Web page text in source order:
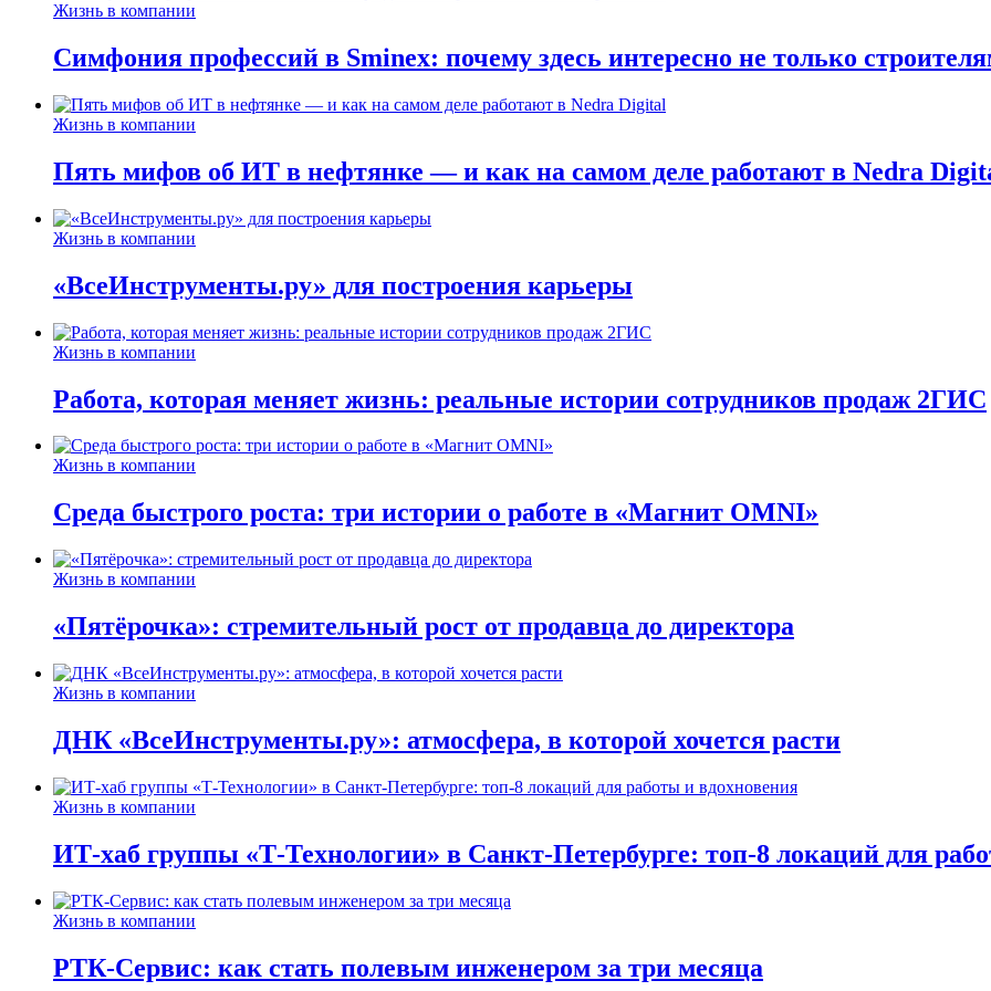
Жизнь в компании
Симфония профессий в Sminex: почему здесь интересно не только
Жизнь в компании
Пять мифов об ИТ в нефтянке — и как на самом деле работают в Nedra
Жизнь в компании
«ВсеИнструменты.ру» для построения карьеры
Жизнь в компании
Работа, которая меняет жизнь: реальные истории сотрудников продаж 2ГИС
Жизнь в компании
Среда быстрого роста: три истории о работе в «Магнит OMNI»
Жизнь в компании
«Пятёрочка»: стремительный рост от продавца до директора
Жизнь в компании
ДНК «ВсеИнструменты.ру»: атмосфера, в которой хочется расти
Жизнь в компании
ИТ-хаб группы «Т-Технологии» в Санкт-Петербурге: топ-8 локаций для
Жизнь в компании
РТК-Сервис: как стать полевым инженером за три месяца